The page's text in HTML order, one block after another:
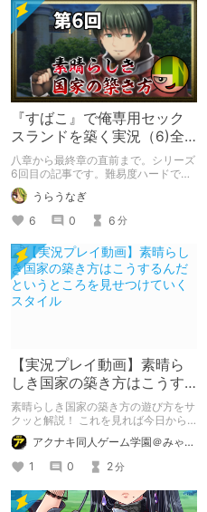
『すばこ』で俺専用セック
スランドを築く実況（6)全
員妊娠編
八章から最終章の直前まで。シリーズ
6回目の記事です。難易度ハードで戦
えるようになりました。
うらうなぎ
6
0 6 分
【実況プレイ動画】素晴ら
しき国家の築き方はこうす
るんだというところを見せ
つけていくスタイル
素晴らしき国家の築き方の遊び方をサ
クッと解説！ これを見れば今日から
あなたも職業『軍師』を名乗れます
よ、きっと。
アクナキ同人ゲーム学園＠みゃたろー
1
0 2分